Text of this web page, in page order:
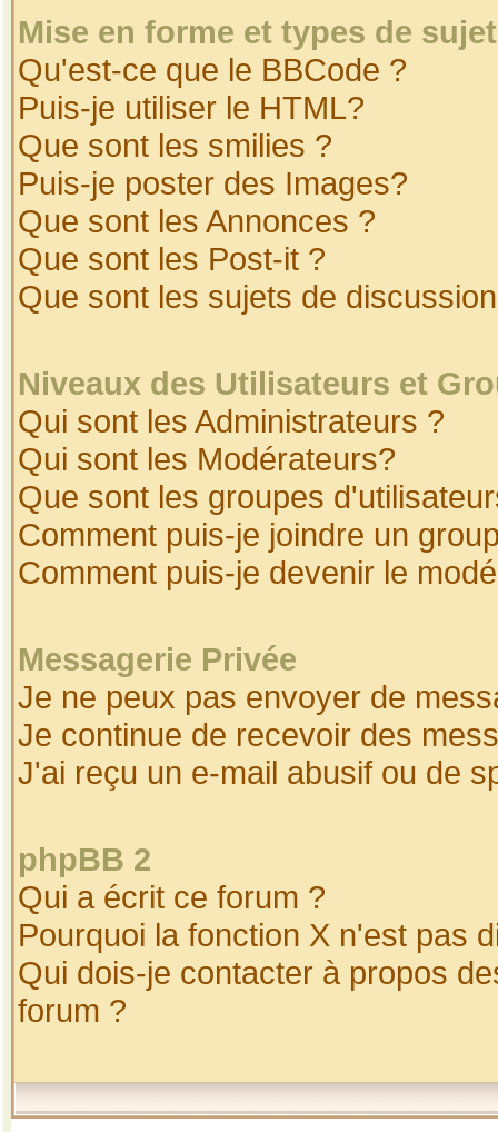
Mise en forme et types de
Qu'est-ce que le BBCode ?
Puis-je utiliser le HTML?
Que sont les smilies ?
Puis-je poster des Images?
Que sont les Annonces ?
Que sont les Post-it ?
Que sont les sujets de
Niveaux des Utilisateurs et
Qui sont les Administrateurs ?
Qui sont les Modérateurs?
Que sont les groupes
Comment puis-je joindre un
Comment puis-je devenir le
Messagerie Privée
Je ne peux pas envoyer de
Je continue de recevoir des
J'ai reçu un e-mail abusif ou de
phpBB 2
Qui a écrit ce forum ?
Pourquoi la fonction X n'est pas
Qui dois-je contacter à propos
forum ?